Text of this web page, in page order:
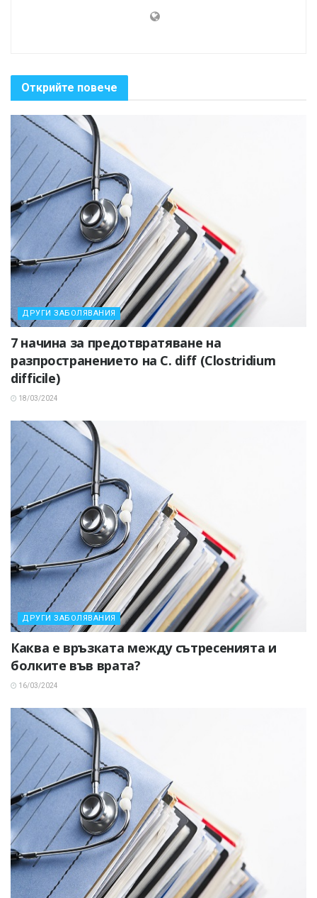
Открийте повече
ДРУГИ ЗАБОЛЯВАНИЯ
7 начина за предотвратяване на
разпространението на C. diff (Clostridium
difficile)
18/03/2024
ДРУГИ ЗАБОЛЯВАНИЯ
Каква е връзката между сътресенията и
болките във врата?
16/03/2024